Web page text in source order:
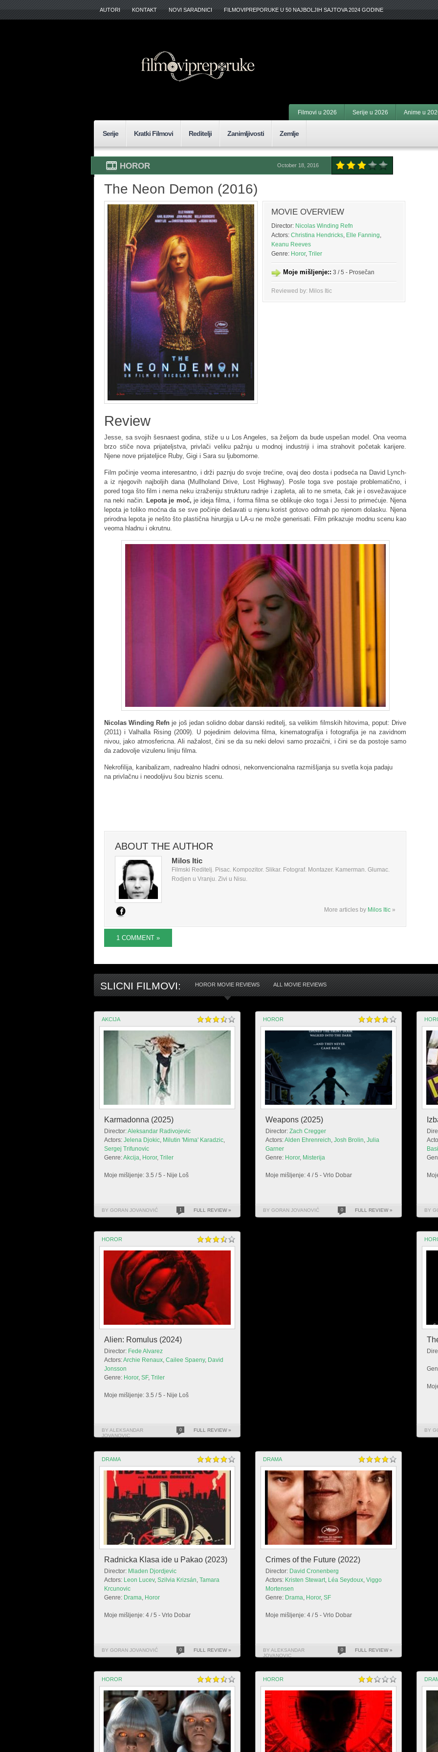
AUTORI KONTAKT NOVI SARADNICI FILMOVIPREPORUKE U 50 NAJBOLJIH SAJTOVA 2024 GODINE
Filmovi u 2026 Serije u 2026 Anime u
Serije Kratki Filmovi Reditelji Zanimljivosti Zemlje
HOROR October 18, 2016
The Neon Demon (2016)
MOVIE OVERVIEW
Director: Nicolas Winding Refn
Actors: Christina Hendricks Elle Fanning
Keanu Reeves
Genre: Horor, Triler
Moje mišljenje:: 3 / 5 - Prosečan
Reviewed by: Milos Itic
Review
Jesse, sa svojih šesnaest godina, stiže u u Los Angeles, sa željom da bude uspešan model. Ona veoma
brzo stiče nova prijateljstva, privlači veliku pažnju u modnoj industriji i ima strahovit početak karijere.
Njene nove prijateljice Ruby, Gigi i Sara su ljubomorne.
Film počinje veoma interesantno, i drži paznju do svoje trećine, ovaj deo dosta i podseća na David Lynch-
a iz njegovih najboljih dana (Mullholand Drive, Lost Highway). Posle toga sve postaje problematično, i
pored toga što film i nema neku izraženiju strukturu radnje i zapleta, ali to ne smeta, čak je i osvežavajuce
na neki način. Lepota je moć, je ideja filma, i forma filma se oblikuje oko toga i Jessi to primećuje. Njena
lepota je toliko moćna da se sve počinje dešavati u njenu korist gotovo odmah po njenom dolasku. Njena
prirodna lepota je nešto što plastična hirurgija u LA-u ne može generisati. Film prikazuje modnu scenu kao
veoma hladnu i okrutnu.
Nicolas Winding Refn je još jedan solidno dobar danski reditelj, sa velikim filmskih hitovima, poput: Drive
(2011) i Valhalla Rising (2009). U pojedinim delovima filma, kinematografija i fotografija je na zavidnom
nivou, jako atmosfericna. Ali nažalost, čini se da su neki delovi samo prozaični, i čini se da postoje samo
da zadovolje vizulenu liniju filma.
Nekrofilija, kanibalizam, nadrealno hladni odnosi, nekonvencionalna razmišljanja su svetla koja padaju
na privlačnu i neodoljivu šou biznis scenu.
ABOUT THE AUTHOR
Milos Itic
Filmski Reditelj. Pisac. Kompozitor. Slikar. Fotograf. Montazer. Kamerman. Glumac.
Rodjen u Vranju. Zivi u Nisu.
More articles by Milos Itic »
1 COMMENT »
SLICNI FILMOVI: HOROR MOVIE REVIEWS ALL MOVIE REVIEWS
AKCIJA
Karmadonna (2025)
Director:Aleksandar Radivojevic
Actors: Jelena Djokic, Milutin 'Mima' Karadzic,
Sergej Trifunovic
Genre:Akcija, Horor, Triler
Moje mišljenje: 3.5 / 5 - Nije Loš
BY GORAN JOVANOVIĆ 1 FULL REVIEW »
HOROR
Weapons (2025)
Director: Zach Cregger
Actors:Alden Ehrenreich, Josh Brolin, Julia
Garner
Genre: Horor, Misterija
Moje mišljenje: 4 / 5 - Vrlo Dobar
BY GORAN JOVANOVIĆ 0 FULL REVIEW » BY
HOROR
Alien: Romulus (2024)
Director: Fede Alvarez
Actors:Archie Renaux, Cailee Spaeny, David
Jonsson
Genre: Horor, SF, Triler
Moje mišljenje: 3.5 / 5 - Nije Loš
BY ALEKSANDAR
JOVANOVIC
0 FULL REVIEW » BY
DRAMA
Radnicka Klasa ide u Pakao (2023)
Director: Mladen Djordjevic
Actors: Leon Lucev, Szilvia Krizsán, Tamara
Krcunovic
Genre: Drama, Horor
Moje mišljenje: 4 / 5 - Vrlo Dobar
BY GORAN JOVANOVIĆ 0 FULL REVIEW »
DRAMA
Crimes of the Future (2022)
Director: David Cronenberg
Actors: Kristen Stewart, Léa Seydoux, Viggo
Mortensen
Genre: Drama, Horor, SF
Moje mišljenje: 4 / 5 - Vrlo Dobar
BY ALEKSANDAR
JOVANOVIC
0 FULL REVIEW »
HOROR HOROR